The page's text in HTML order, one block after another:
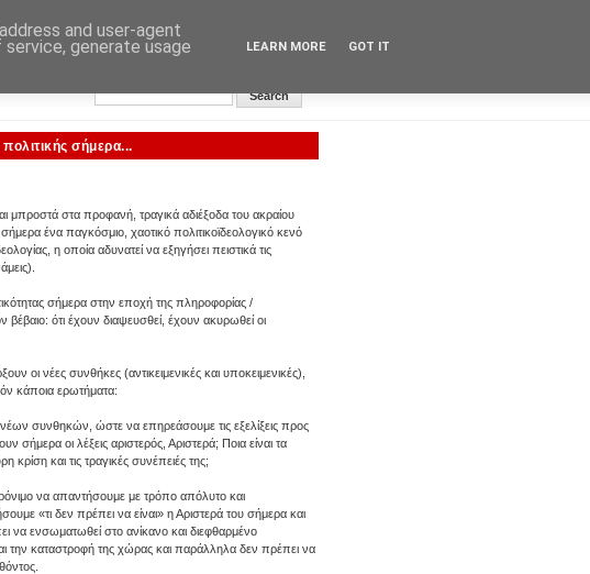
Αυγή: Κεντρική σελίδα
σήμερα...
μπροστά στα προφανή, τραγικά αδιέξοδα του ακραίου
ένα παγκόσμιο, χαοτικό πολιτικοϊδεολογικό κενό
η οποία αδυνατεί να εξηγήσει πειστικά τις
σήμερα στην εποχή της πληροφορίας /
ότι έχουν διαψευσθεί, έχουν ακυρωθεί οι
οι νέες συνθήκες (αντικειμενικές και υποκειμενικές),
κάποια ερωτήματα:
συνθηκών, ώστε να επηρεάσουμε τις εξελίξεις προς
σήμερα οι λέξεις αριστερός, Αριστερά; Ποια είναι τα
και τις τραγικές συνέπειές της;
να απαντήσουμε με τρόπο απόλυτο και
«τι δεν πρέπει να είναι» η Αριστερά του σήμερα και
να ενσωματωθεί στο ανίκανο και διεφθαρμένο
την καταστροφή της χώρας και παράλληλα δεν πρέπει να
and user-agent
generate usage LEARN MORE GOT IT